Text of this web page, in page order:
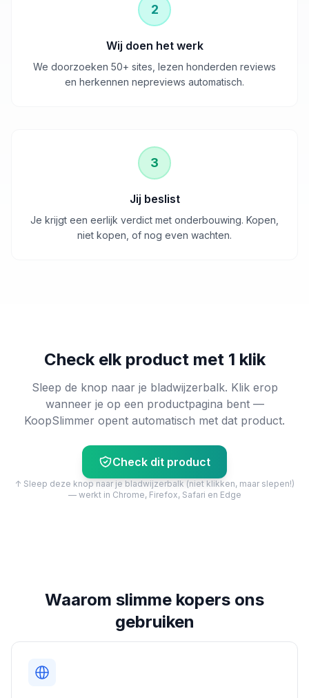
2
Wij doen het werk
We doorzoeken 50+ sites, lezen honderden reviews
en herkennen nepreviews automatisch.
3
Jij beslist
Je krijgt een eerlijk verdict met onderbouwing. Kopen,
niet kopen, of nog even wachten.
Check elk product met 1 klik
Sleep de knop naar je bladwijzerbalk. Klik erop
wanneer je op een productpagina bent —
KoopSlimmer opent automatisch met dat product.
Check dit product
↑ Sleep deze knop naar je bladwijzerbalk (niet klikken, maar slepen!)
— werkt in Chrome, Firefox, Safari en Edge
Waarom slimme kopers ons
gebruiken